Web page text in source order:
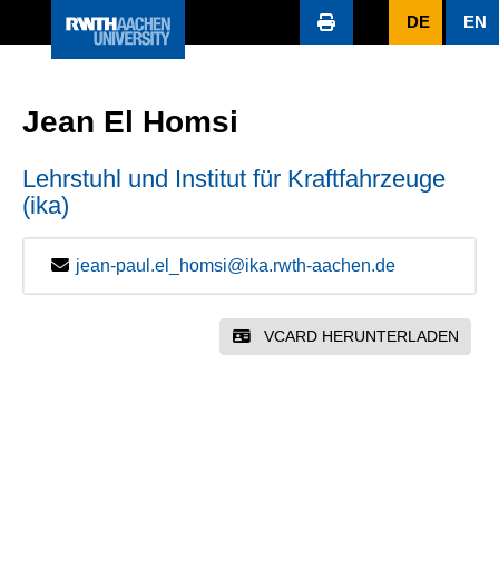
DE EN
Jean El Homsi
Lehrstuhl und Institut für Kraftfahrzeuge
(ika)
jean-paul.el_homsi@ika.rwth-aachen.de
VCARD HERUNTERLADEN